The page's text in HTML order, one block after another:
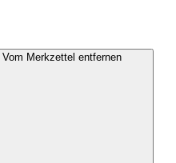
Vom Merkzettel entfernen